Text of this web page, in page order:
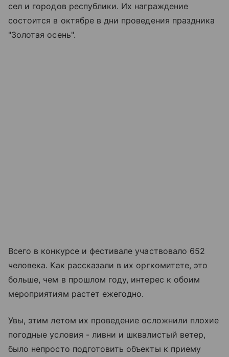
сел и городов республики. Их награждение
состоится в октябре в дни проведения праздника
"Золотая осень".
Всего в конкурсе и фестивале участвовало 652
человека. Как рассказали в их оргкомитете, это
больше, чем в прошлом году, интерес к обоим
мероприятиям растет ежегодно.
Увы, этим летом их проведение осложнили плохие
погодные условия - ливни и шквалистый ветер,
было непросто подготовить объекты к приему